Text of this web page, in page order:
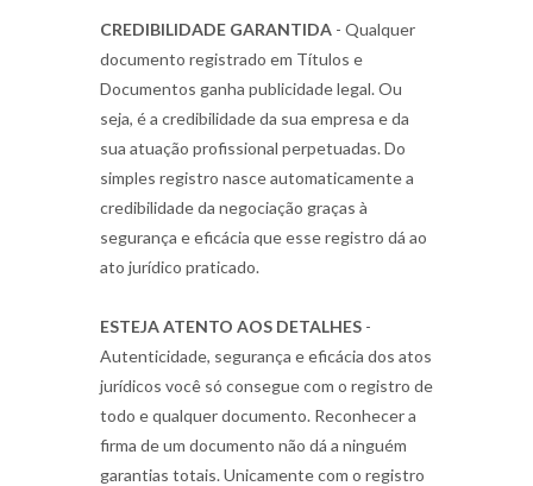
CREDIBILIDADE GARANTIDA - Qualquer
documento registrado em Títulos e
Documentos ganha publicidade legal. Ou
seja, é a credibilidade da sua empresa e da
sua atuação profissional perpetuadas. Do
simples registro nasce automaticamente a
credibilidade da negociação graças à
segurança e eficácia que esse registro dá ao
ato jurídico praticado.
ESTEJA ATENTO AOS DETALHES -
Autenticidade, segurança e eficácia dos atos
jurídicos você só consegue com o registro de
todo e qualquer documento. Reconhecer a
firma de um documento não dá a ninguém
garantias totais. Unicamente com o registro